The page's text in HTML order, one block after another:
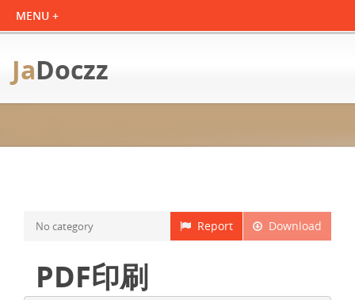
JaDoczz
Download
Report
No category
PDF印刷